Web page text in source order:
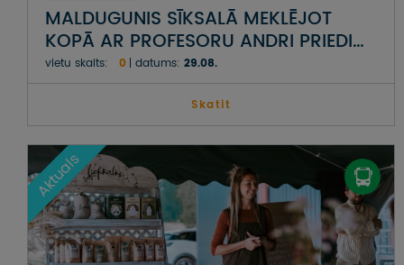
MALDUGUNIS SĪKSALĀ MEKLĒJOT
KOPĀ AR PROFESORU ANDRI PRIEDI
UN TROMPETISTU HARIJU LOČMELI
vietu skaits: 0 datums: 29.08.
Skatit
Aktuals